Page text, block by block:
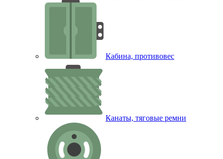
Кабина, противовес
Канаты, тяговые ремни